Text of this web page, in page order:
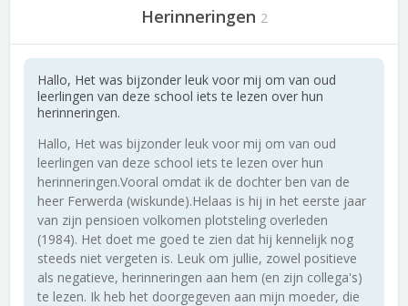
Herinneringen 2
Hallo, Het was bijzonder leuk voor mij om van oud
leerlingen van deze school iets te lezen over hun
herinneringen.
Hallo, Het was bijzonder leuk voor mij om van oud
leerlingen van deze school iets te lezen over hun
herinneringen.Vooral omdat ik de dochter ben van de
heer Ferwerda (wiskunde).Helaas is hij in het eerste jaar
van zijn pensioen volkomen plotsteling overleden
(1984). Het doet me goed te zien dat hij kennelijk nog
steeds niet vergeten is. Leuk om jullie, zowel positieve
als negatieve, herinneringen aan hem (en zijn collega's)
te lezen. Ik heb het doorgegeven aan mijn moeder, die